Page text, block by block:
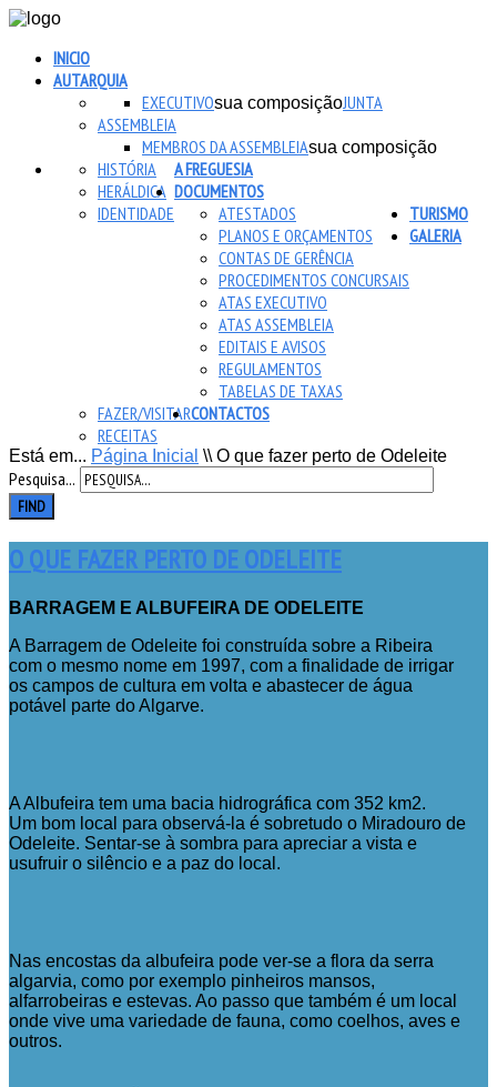
INICIO
AUTARQUIA
JUNTA
EXECUTIVOsua composição
ASSEMBLEIA
MEMBROS DA ASSEMBLEIAsua composição
A FREGUESIA
HISTÓRIA
HERÁLDICA
IDENTIDADE
DOCUMENTOS
ATESTADOS
PLANOS E ORÇAMENTOS
CONTAS DE GERÊNCIA
PROCEDIMENTOS CONCURSAIS
ATAS EXECUTIVO
ATAS ASSEMBLEIA
EDITAIS E AVISOS
REGULAMENTOS
TABELAS DE TAXAS
TURISMO
FAZER/VISITAR
RECEITAS
GALERIA
CONTACTOS
Está em... Página Inicial \\ O que fazer perto de Odeleite
Pesquisa...
FIND
O QUE FAZER PERTO DE ODELEITE
BARRAGEM E ALBUFEIRA DE ODELEITE
A Barragem de Odeleite foi construída sobre a Ribeira
com o mesmo nome em 1997, com a finalidade de irrigar
os campos de cultura em volta e abastecer de água
potável parte do Algarve.
A Albufeira tem uma bacia hidrográfica com 352 km2.
Um bom local para observá-la é sobretudo o Miradouro de
Odeleite. Sentar-se à sombra para apreciar a vista e
usufruir o silêncio e a paz do local.
Nas encostas da albufeira pode ver-se a flora da serra
algarvia, como por exemplo pinheiros mansos,
alfarrobeiras e estevas. Ao passo que também é um local
onde vive uma variedade de fauna, como coelhos, aves e
outros.